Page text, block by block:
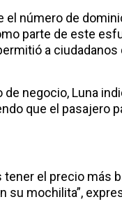
el número de
parte de este
a
negocio, Luna
que el pasajero
tener el precio más
su mochilita”,